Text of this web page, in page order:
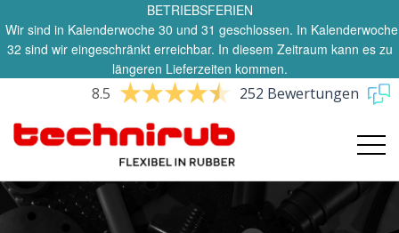
BETRIEBSFERIEN
Wir sind in Kalenderwoche 30 und 31 geschlossen. In Kalenderwoche
32 sind wir eingeschränkt erreichbar. In diesem Zeitraum kann es zu
längeren Lieferzeiten kommen.
8.5 252 Bewertungen